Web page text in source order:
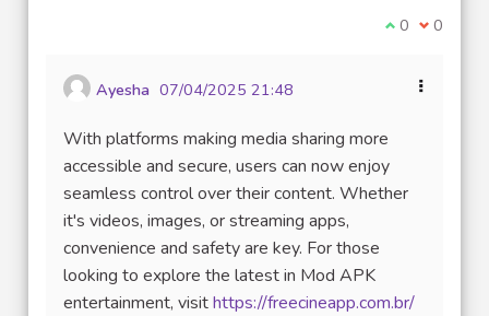
Je suis
0 Je ne
0
Ayesha 07/04/2025 21:48
With platforms making media sharing more
accessible and secure, users can now enjoy
seamless control over their content. Whether
it's videos, images, or streaming apps,
convenience and safety are key. For those
looking to explore the latest in Mod APK
entertainment, visithttps://freecineapp.com.br/